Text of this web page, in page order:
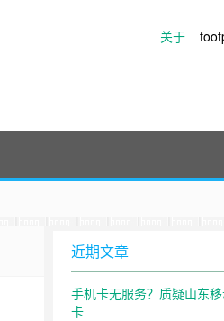
关于
近期文章
手机卡无服务？质疑山东
卡